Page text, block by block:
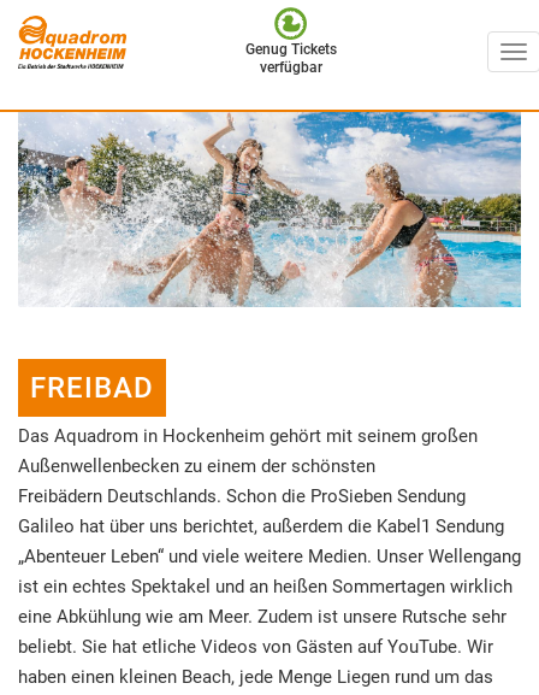
Direkt
zum
Inhalt
Genug Tickets
verfügbar
FREIBAD
Das Aquadrom in Hockenheim gehört mit seinem großen
Außenwellenbecken zu einem der schönsten
Freibädern Deutschlands. Schon die ProSieben Sendung
Galileo hat über uns berichtet, außerdem die Kabel1 Sendung
„Abenteuer Leben“ und viele weitere Medien. Unser Wellengang
ist ein echtes Spektakel und an heißen Sommertagen wirklich
eine Abkühlung wie am Meer. Zudem ist unsere Rutsche sehr
beliebt. Sie hat etliche Videos von Gästen auf YouTube. Wir
haben einen kleinen Beach, jede Menge Liegen rund um das